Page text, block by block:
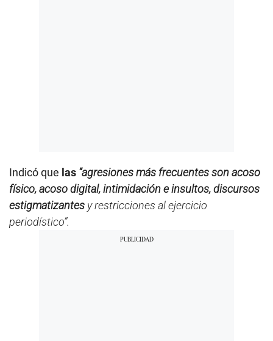
Indicó que las “agresiones más frecuentes son acoso
físico, acoso digital, intimidación e insultos, discursos
estigmatizantes y restricciones al ejercicio
periodístico”.